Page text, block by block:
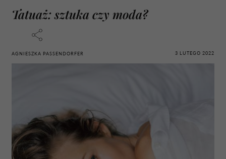
Tatuaż: sztuka czy moda?
AGNIESZKA PASSENDORFER 3 LUTEGO 2022